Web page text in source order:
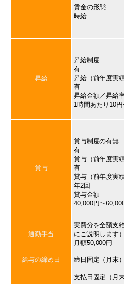
賃金の形態
時給
昇給
昇給制度
有
昇給（前年度実績
有
昇給金額／昇給
1時間あたり10円
賞与
賞与制度の有無
有
賞与（前年度実
有
賞与（前年度実
年2回
賞与金額
40,000円〜
通勤手当
実費分を全額支
にご説明します）
月額50,000円
給与の締め日 締日固定（月末）
支払日固定（月末